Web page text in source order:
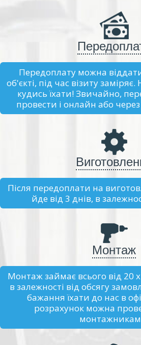
Передоплату можна
об'єкті, під час візиту
кудись їхати! Звичайно,
провести і онлайн або
Після передоплати на
йде від 3 днів, в
Монтаж
Монтаж займає всього від 20
в залежності від обсягу
бажання їхати до нас в
розрахунок можна